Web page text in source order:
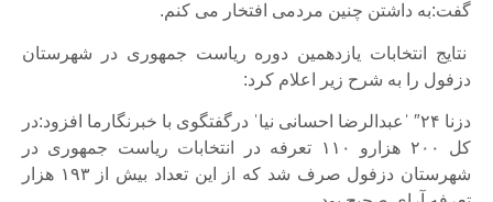
گفت:به داشتن چنین مردمی افتخار می کنم.
نتایج انتخابات یازدهمین دوره ریاست جمهوری در شهرستان
دزفول را به شرح زیر اعلام کرد:
دزنا ۲۴″ ˈعبدالرضا احسانی نیاˈ درگفتگوی با خبرنگارما افزود:در
کل ۲۰۰ هزارو ۱۱۰ تعرفه در انتخابات ریاست جمهوری در
شهرستان دزفول صرف شد که از این تعداد بیش از ۱۹۳ هزار